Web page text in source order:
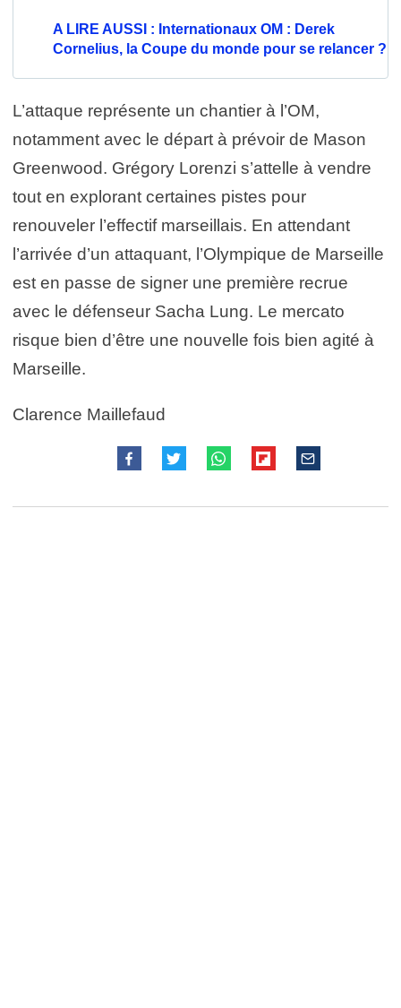
A LIRE AUSSI : Internationaux OM : Derek
Cornelius, la Coupe du monde pour se relancer ?
L’attaque représente un chantier à l’OM,
notamment avec le départ à prévoir de Mason
Greenwood. Grégory Lorenzi s’attelle à vendre
tout en explorant certaines pistes pour
renouveler l’effectif marseillais. En attendant
l’arrivée d’un attaquant, l’Olympique de Marseille
est en passe de signer une première recrue
avec le défenseur Sacha Lung. Le mercato
risque bien d’être une nouvelle fois bien agité à
Marseille.
Clarence Maillefaud